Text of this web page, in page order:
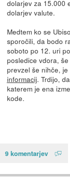
dolarjev za 15.000
dolarjev valute.
Medtem ko se
sporočili, da bodo
soboto po 12. uri
posledice vdora,
prevzel še nihče,
informacij. Trdijo,
katerem je ena
kode.
9 komentarjev